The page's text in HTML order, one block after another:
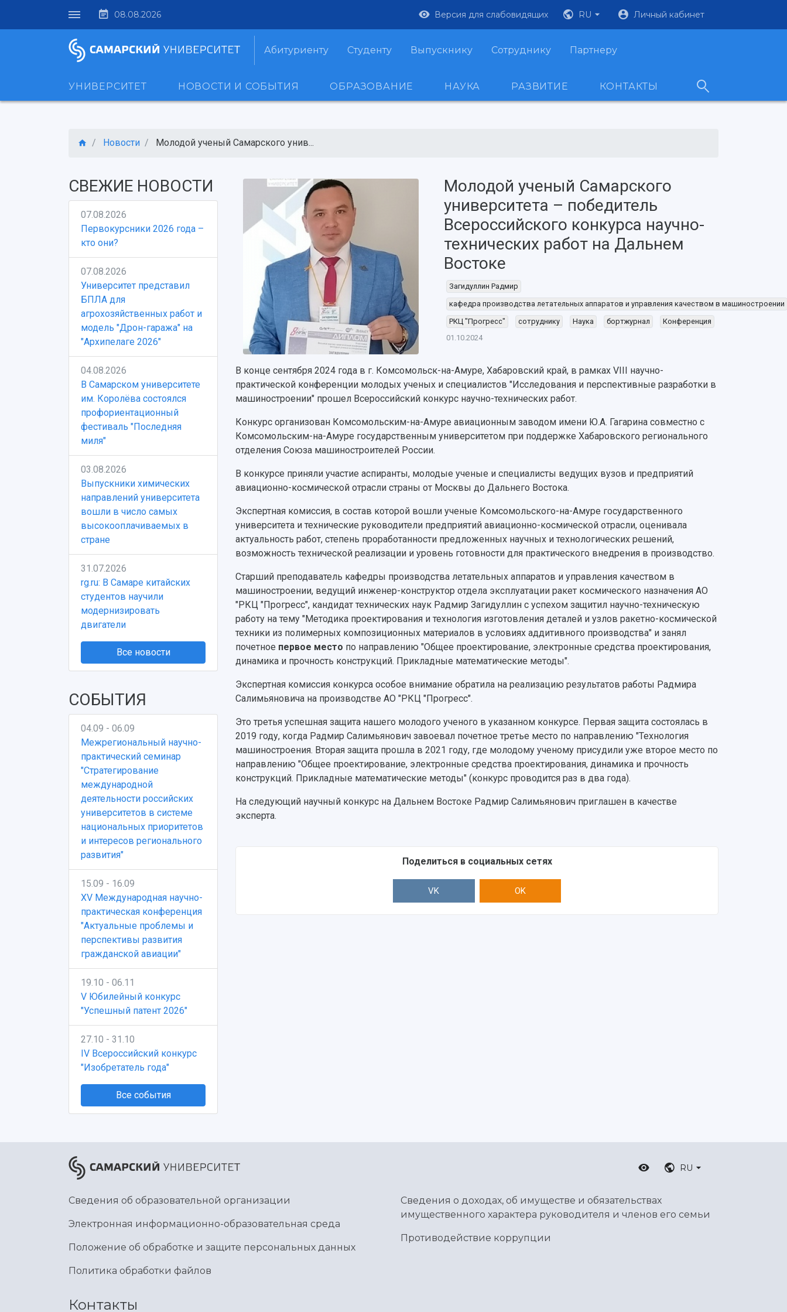
08.08.2026 Версия для слабовидящих RU Личный кабинет
Абитуриенту Студенту Выпускнику Сотруднику Партнеру
УНИВЕРСИТЕТ НОВОСТИ И СОБЫТИЯ ОБРАЗОВАНИЕ НАУКА РАЗВИТИЕ КОНТАКТЫ
Новости Молодой ученый Самарского унив...
СВЕЖИЕ НОВОСТИ
07.08.2026
Первокурсники 2026 года –
кто они?
07.08.2026
Университет представил
БПЛА для
агрохозяйственных работ и
модель "Дрон-гаража" на
"Архипелаге 2026"
04.08.2026
В Самарском университете
им. Королёва состоялся
профориентационный
фестиваль "Последняя
миля"
03.08.2026
Выпускники химических
направлений университета
вошли в число самых
высокооплачиваемых в
стране
31.07.2026
rg.ru: В Самаре китайских
студентов научили
модернизировать
двигатели
Все новости
СОБЫТИЯ
04.09 - 06.09
Межрегиональный научно-
практический семинар
"Стратегирование
международной
деятельности российских
университетов в системе
национальных приоритетов
и интересов регионального
развития"
15.09 - 16.09
XV Международная научно-
практическая конференция
"Актуальные проблемы и
перспективы развития
гражданской авиации"
19.10 - 06.11
V Юбилейный конкурс
"Успешный патент 2026"
27.10 - 31.10
IV Всероссийский конкурс
"Изобретатель года"
Все события
Молодой ученый Самарского
университета – победитель
Всероссийского конкурса научно-
технических работ на Дальнем
Востоке
Загидуллин Радмир
кафедра производства летательных аппаратов и управления качеством в машиностроении
РКЦ "Прогресс"
сотруднику Наука бортжурнал
Конференция
01.10.2024
В конце сентября 2024 года в г. Комсомольск-на-Амуре, Хабаровский край, в рамках VIII научно-
практической конференции молодых ученых и специалистов "Исследования и перспективные разработки в
машиностроении" прошел Всероссийский конкурс научно-технических работ.
Конкурс организован Комсомольским-на-Амуре авиационным заводом имени Ю.А. Гагарина совместно с
Комсомольским-на-Амуре государственным университетом при поддержке Хабаровского регионального
отделения Союза машиностроителей России.
В конкурсе приняли участие аспиранты, молодые ученые и специалисты ведущих вузов и предприятий
авиационно-космической отрасли страны от Москвы до Дальнего Востока.
Экспертная комиссия, в состав которой вошли ученые Комсомольского-на-Амуре государственного
университета и технические руководители предприятий авиационно-космической отрасли, оценивала
актуальность работ, степень проработанности предложенных научных и технологических решений,
возможность технической реализации и уровень готовности для практического внедрения в производство.
Старший преподаватель кафедры производства летательных аппаратов и управления качеством в
машиностроении, ведущий инженер-конструктор отдела эксплуатации ракет космического назначения АО
"РКЦ "Прогресс", кандидат технических наук Радмир Загидуллин с успехом защитил научно-техническую
работу на тему "Методика проектирования и технология изготовления деталей и узлов ракетно-космической
техники из полимерных композиционных материалов в условиях аддитивного производства" и занял
почетное первое место по направлению "Общее проектирование, электронные средства проектирования,
динамика и прочность конструкций. Прикладные математические методы".
Экспертная комиссия конкурса особое внимание обратила на реализацию результатов работы Радмира
Салимьяновича на производстве АО "РКЦ "Прогресс".
Это третья успешная защита нашего молодого ученого в указанном конкурсе. Первая защита состоялась в
2019 году, когда Радмир Салимьянович завоевал почетное третье место по направлению "Технология
машиностроения. Вторая защита прошла в 2021 году, где молодому ученому присудили уже второе место по
направлению "Общее проектирование, электронные средства проектирования, динамика и прочность
конструкций. Прикладные математические методы" (конкурс проводится раз в два года).
На следующий научный конкурс на Дальнем Востоке Радмир Салимьянович приглашен в качестве
эксперта.
Поделиться в социальных сетях
VK OK
RU
Сведения об образовательной организации
Электронная информационно-образовательная среда
Положение об обработке и защите персональных данных
Политика обработки файлов
Сведения о доходах, об имуществе и обязательствах
имущественного характера руководителя и членов его семьи
Противодействие коррупции
Контакты